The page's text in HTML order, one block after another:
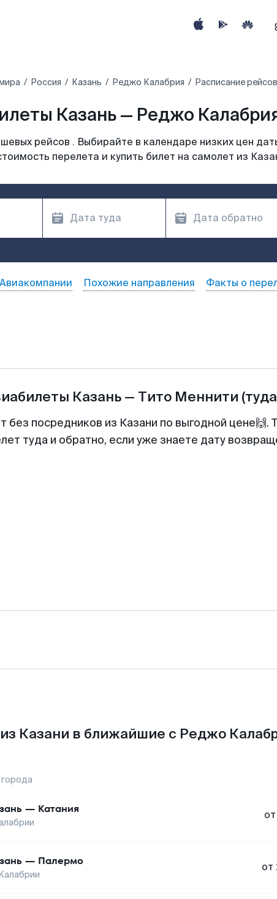
Россия Казань Реджо Калабрия Расписание
Казань — Реджо Калабрия
рейсов . Выбирайте в календаре низких цен
перелета и купить билет на самолет из
Авиакомпании Похожие направления Факты о
Казань— Тито Меннити
без посредников из Казани по выгодной
туда и обратно, если уже знаете дату
Казани в ближайшие с Реджо
— Катания от
— Палермо от